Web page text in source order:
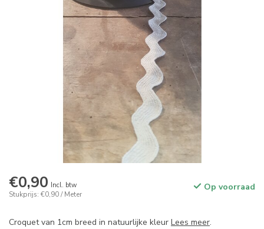
€0,90 Incl. btw
Stukprijs: €0,90 / Meter
Op voorraad
Croquet van 1cm breed in natuurlijke kleur Lees meer.